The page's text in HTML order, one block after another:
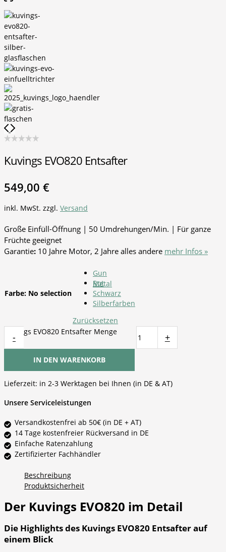
Kuvings EVO820 Entsafter
549,00 €
inkl. MwSt. zzgl. Versand
Große Einfüll-Öffnung | 50 Umdrehungen/Min. | Für ganze
Früchte geeignet
Garantie: 10 Jahre Motor, 2 Jahre alles andere mehr Infos »
Farbe: No selection
Gun
Metal
Rot
Schwarz
Silberfarben
Zurücksetzen
-
Kuvings EVO820 Entsafter Menge +
IN DEN WARENKORB
Lieferzeit: in 2-3 Werktagen bei Ihnen (in DE & AT)
Unsere Serviceleistungen
Versandkostenfrei ab 50€ (in DE + AT)
14 Tage kostenfreier Rückversand in DE
Einfache Ratenzahlung
Zertifizierter Fachhändler
Beschreibung
Produktsicherheit
Der Kuvings EVO820 im Detail
Die Highlights des Kuvings EVO820 Entsafter auf
einem Blick